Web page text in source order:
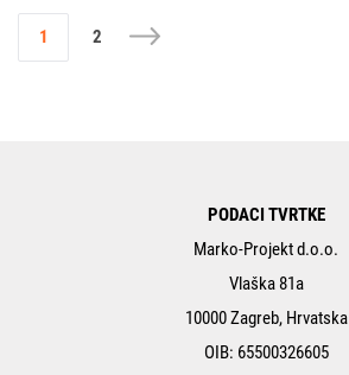
1 2
PODACI TVRTKE
Marko-Projekt d.o.o.
Vlaška 81a
10000 Zagreb, Hrvatska
OIB: 65500326605